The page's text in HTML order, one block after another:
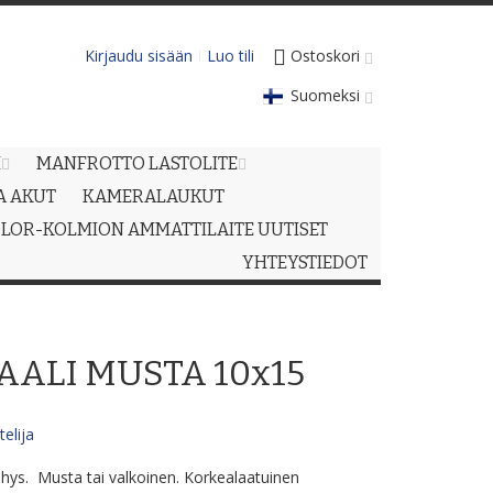
Ostoskori
Kirjaudu sisään
Luo tili
Suomeksi
MANFROTTO LASTOLITE
AKUT
KAMERALAUKUT
KOLMION AMMATTILAITE UUTISET
YHTEYSTIEDOT
MUSTA 10x15
Musta tai valkoinen. Korkealaatuinen